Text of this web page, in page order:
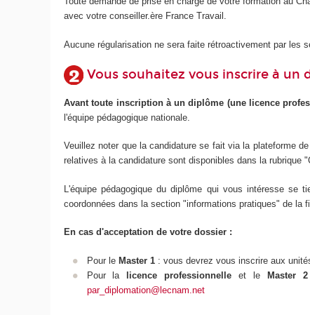
avec votre conseiller.ère France Travail.
Aucune régularisation ne sera faite rétroactivement par les
Vous souhaitez vous inscrire à un
Avant toute inscription à un diplôme (une licence
l'équipe pédagogique nationale.
Veuillez noter que la candidature se fait via la plateforme
relatives à la candidature sont disponibles dans la rubrique
L'équipe pédagogique du diplôme qui vous intéresse se
coordonnées dans la section "informations pratiques" de la
En cas d'acceptation de votre dossier :
Pour le Master 1: vous devrez vous inscrire aux
Pour la licence professionnelle et leMaster 2
par_diplomation@lecnam.net